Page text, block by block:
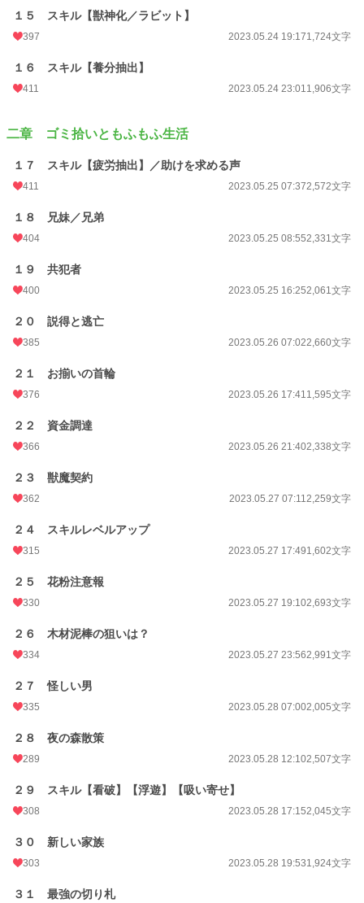
75,878 pt (7,533 位)
累計ポイント
１５ スキル【獣神化／ラビット】
397 2023.05.24 19:171,724文字
１６ スキル【養分抽出】
411 2023.05.24 23:011,906文字
二章 ゴミ拾いともふもふ生活
１７ スキル【疲労抽出】／助けを求める声
411 2023.05.25 07:372,572文字
１８ 兄妹／兄弟
404 2023.05.25 08:552,331文字
１９ 共犯者
400 2023.05.25 16:252,061文字
２０ 説得と逃亡
385 2023.05.26 07:022,660文字
２１ お揃いの首輪
376 2023.05.26 17:411,595文字
２２ 資金調達
366 2023.05.26 21:402,338文字
２３ 獣魔契約
362 2023.05.27 07:112,259文字
２４ スキルレベルアップ
315 2023.05.27 17:491,602文字
２５ 花粉注意報
330 2023.05.27 19:102,693文字
２６ 木材泥棒の狙いは？
334 2023.05.27 23:562,991文字
２７ 怪しい男
335 2023.05.28 07:002,005文字
２８ 夜の森散策
289 2023.05.28 12:102,507文字
２９ スキル【看破】【浮遊】【吸い寄せ】
308 2023.05.28 17:152,045文字
３０ 新しい家族
303 2023.05.28 19:531,924文字
３１ 最強の切り札